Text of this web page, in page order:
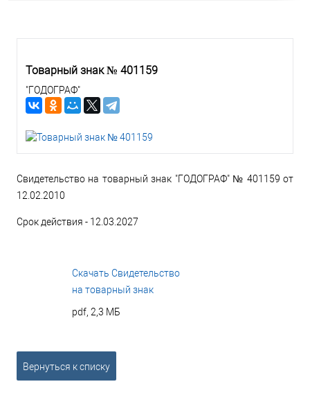
Товарный знак № 401159
"ГОДОГРАФ"
Свидетельство на товарный знак "ГОДОГРАФ" № 401159 от
12.02.2010
Срок действия - 12.03.2027
Скачать Свидетельство
на товарный знак
pdf, 2,3 МБ
Вернуться к списку